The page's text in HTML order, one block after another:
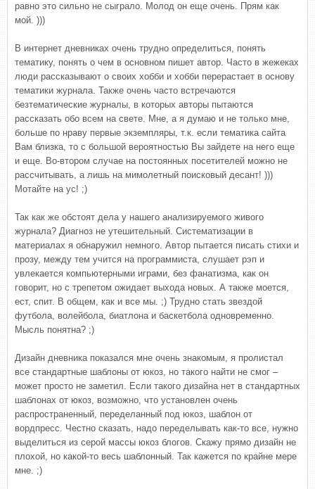
равно это сильно не сыграло. Молод он еще очень. Прям как
мой. )))
В интернет дневниках очень трудно определиться, понять
тематику, понять о чем в основном пишет автор. Часто в жежеках
люди рассказывают о своих хобби и хобби перерастает в основу
тематики журнала. Также очень часто встречаются
безтематические журналы, в которых авторы пытаются
рассказать обо всем на свете. Мне, а я думаю и не только мне,
больше по нраву первые экземпляры, т.к. если тематика сайта
Вам близка, то с большой вероятностью Вы зайдете на него еще
и еще. Во-втором случае на постоянных посетителей можно не
рассчитывать, а лишь на мимолетный поисковый десант! )))
Мотайте на ус! ;)
Так как же обстоят дела у нашего анализируемого живого
журнала? Диагноз не утешительный. Систематизации в
материалах я обнаружил немного. Автор пытается писать стихи и
прозу, между тем учится на программиста, слушает рэп и
увлекается компьютерными играми, без фанатизма, как он
говорит, но с трепетом ожидает выхода новых. А также моется,
ест, спит. В общем, как и все мы. ;) Трудно стать звездой
футбола, волейбола, биатлона и баскетбола одновременно.
Мысль понятна? ;)
Дизайн дневника показался мне очень знакомым, я пролистал
все стандартные шаблоны от юкоз, но такого найти не смог –
может просто не заметил. Если такого дизайна нет в стандартных
шаблонах от юкоз, возможно, что установлен очень
распространенный, переделанный под юкоз, шаблон от
вордпресс. Честно сказать, надо переделывать как-то все, нужно
выделиться из серой массы юкоз блогов. Скажу прямо дизайн не
плохой, но какой-то весь шаблонный. Так кажется по крайне мере
мне. ;)